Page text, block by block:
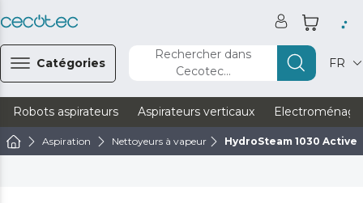
Catégories
Rechercher dans
Cecotec...
FR
Robots aspirateurs Aspirateurs verticaux
Aspiration Nettoyeurs à vapeur HydroSteam 1030 Active